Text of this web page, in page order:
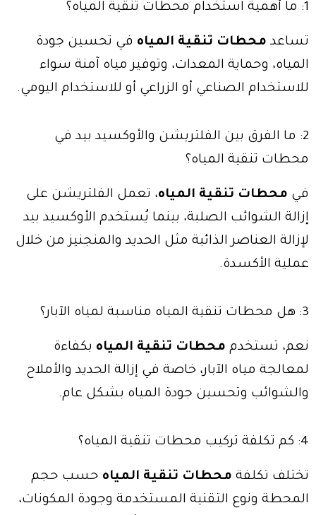
1: ما أهمية استخدام محطات تنقية المياه؟
تساعد محطات تنقية المياه في تحسين جودة
المياه، وحماية المعدات، وتوفير مياه آمنة سواء
للاستخدام الصناعي أو الزراعي أو للاستخدام اليومي.
2: ما الفرق بين الفلتريشن والأوكسيد بيد في
محطات تنقية المياه؟
في محطات تنقية المياه، تعمل الفلتريشن على
إزالة الشوائب الصلبة، بينما يُستخدم الأوكسيد بيد
لإزالة العناصر الذائبة مثل الحديد والمنجنيز من خلال
عملية الأكسدة.
3: هل محطات تنقية المياه مناسبة لمياه الآبار؟
نعم، تستخدم محطات تنقية المياه بكفاءة
لمعالجة مياه الآبار، خاصة في إزالة الحديد والأملاح
والشوائب وتحسين جودة المياه بشكل عام.
4: كم تكلفة تركيب محطات تنقية المياه؟
تختلف تكلفة محطات تنقية المياه حسب حجم
المحطة ونوع التقنية المستخدمة وجودة المكونات،